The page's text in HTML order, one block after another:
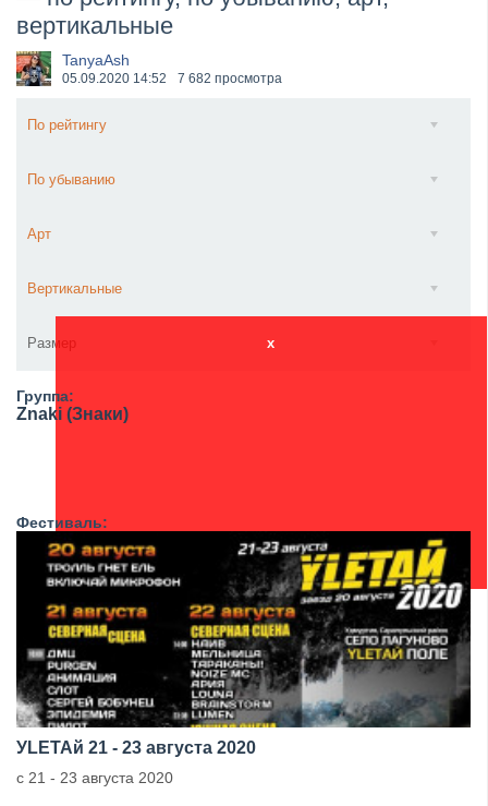
​Wacken Open Air 2027 объявил новую волну участ...
вертикальные
TanyaAsh
05.09.2020 14:52 7 682 просмотра
По рейтингу
По убыванию
Арт
Вертикальные
Размер x
Группа:
Znaki (Знаки)
Фестиваль:
УLETAй 21 - 23 августа 2020
с 21 - 23 августа 2020